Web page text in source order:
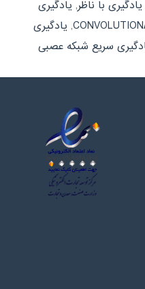
یادگیری با ناظر, یادگیری
, یادگیری
سریع شبکه عصبی